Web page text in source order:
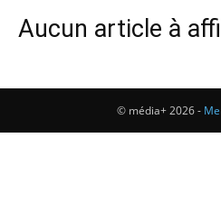
Aucun article à
© média+ 2026 -